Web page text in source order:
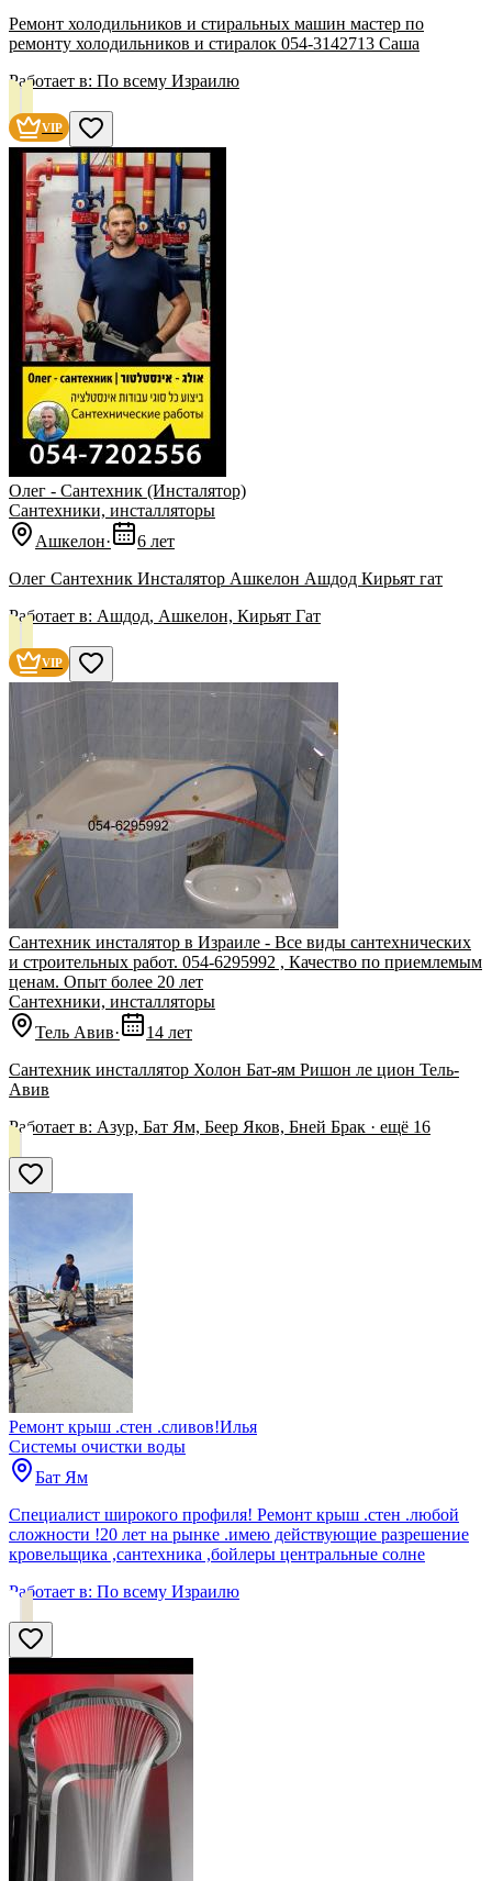
Ремонт холодильников и стиральных машин мастер по
ремонту холодильников и стиралок 054-3142713 Саша
Работает в: По всему Израилю
VIP
Олег - Сантехник (Инсталятор)
Сантехники, инсталляторы
Ашкелон·
6 лет
Олег Сантехник Инсталятор Ашкелон Ашдод Кирьят гат
Работает в: Ашдод, Ашкелон, Кирьят Гат
VIP
Сантехник инсталятор в Израиле - Все виды сантехнических
и строительных работ. 054-6295992 , Качество по приемлемым
ценам. Опыт более 20 лет
Сантехники, инсталляторы
Тель Авив·
14 лет
Сантехник инсталлятор Холон Бат-ям Ришон ле цион Тель-
Авив
Работает в: Азур, Бат Ям, Беер Яков, Бней Брак · ещё 16
Ремонт крыш .стен .сливов!Илья
Системы очистки воды
Бат Ям
Специалист широкого профиля! Ремонт крыш .стен .любой
сложности !20 лет на рынке .имею действующие разрешение
кровельщика ,сантехника ,бойлеры центральные солне
Работает в: По всему Израилю